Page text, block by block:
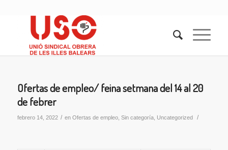
Ofertas de empleo/ feina setmana del 14 al 20
de febrer
febrero 14, 2022 / en Ofertas de empleo, Sin categoría, Uncategorized /